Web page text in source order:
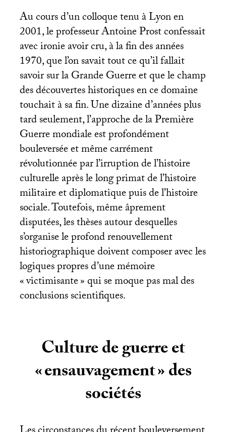
Au cours d’un colloque tenu à Lyon en
2001, le professeur Antoine Prost confessait
avec ironie avoir cru, à la fin des années
1970, que l’on savait tout ce qu’il fallait
savoir sur la Grande Guerre et que le champ
des découvertes historiques en ce domaine
touchait à sa fin. Une dizaine d’années plus
tard seulement, l’approche de la Première
Guerre mondiale est profondément
bouleversée et même carrément
révolutionnée par l’irruption de l’histoire
culturelle après le long primat de l’histoire
militaire et diplomatique puis de l’histoire
sociale. Toutefois, même âprement
disputées, les thèses autour desquelles
s’organise le profond renouvellement
historiographique doivent composer avec les
logiques propres d’une mémoire
«victimisante» qui se moque pas mal des
conclusions scientifiques.
Culture de guerre et
«ensauvagement» des
sociétés